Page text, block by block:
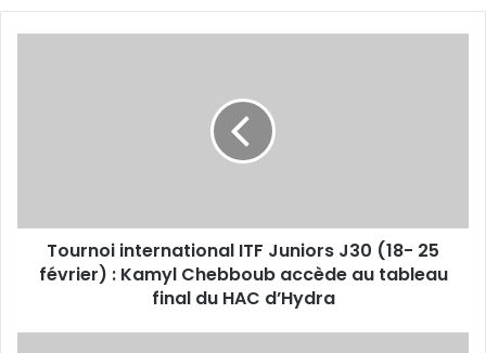
:
Kamyl
Chebboub
Tournoi international ITF Juniors J30 (18- 25
février) : Kamyl Chebboub accède au tableau
final du HAC d’Hydra